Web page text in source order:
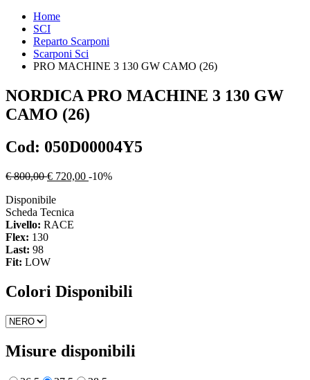
Home
SCI
Reparto Scarponi
Scarponi Sci
PRO MACHINE 3 130 GW CAMO (26)
NORDICAPRO MACHINE 3 130 GW
CAMO (26)
Cod: 050D00004Y5
€ 800,00 € 720,00 -10%
Disponibile
Scheda Tecnica
Livello: RACE
Flex: 130
Last: 98
Fit: LOW
Colori Disponibili
Misure disponibili